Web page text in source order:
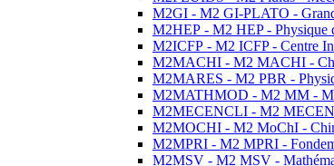
M2GI - M2 GI-PLATO -
M2HEP - M2 HEP - Physique
M2ICFP - M2 ICFP - Centre
M2MACHI - M2 MACHI -
M2MARES - M2 PBR -
M2MATHMOD - M2 MM -
M2MECENCLI - M2
M2MOCHI - M2 MoChI -
M2MPRI - M2 MPRI -
M2MSV - M2 MSV -